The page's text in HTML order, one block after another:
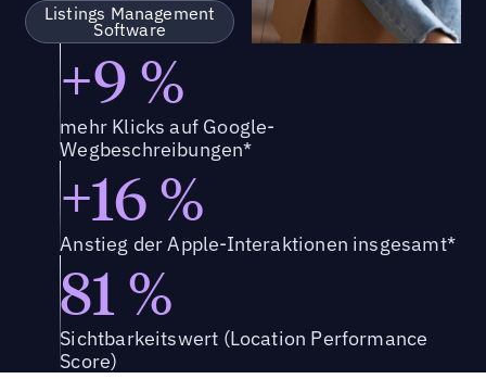
Listings Management
Software
+9 %
mehr Klicks auf Google-
Wegbeschreibungen*
+16 %
Anstieg der Apple-Interaktionen insgesamt*
81 %
Sichtbarkeitswert (Location Performance
Score)